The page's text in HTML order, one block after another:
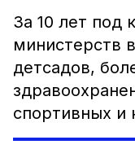
За 10 лет под
министерств
детсадов,
спортивных и